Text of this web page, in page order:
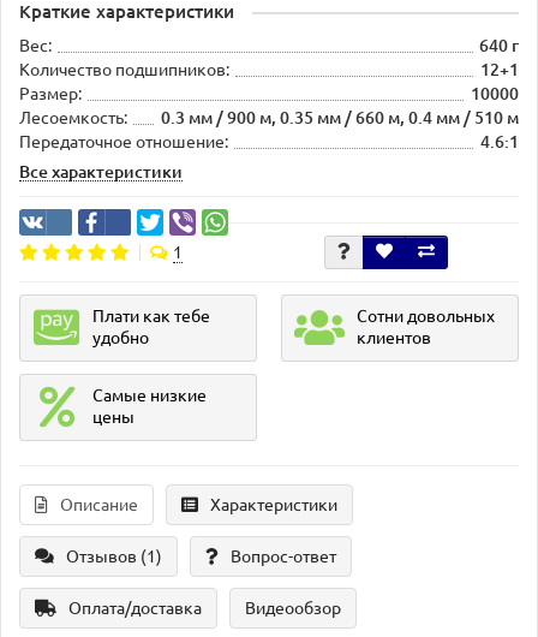
Краткие характеристики
Вес:
640 г
Количество подшипников:
12+1
Размер:
10000
Лесоемкость:
0.3 мм / 900 м, 0.35 мм / 660 м, 0.4 мм / 510 м
Передаточное отношение:
4.6:1
Все характеристики
1
Плати как тебе
удобно
Сотни довольных
клиентов
Самые низкие
цены
Описание Характеристики
Отзывов (1) Вопрос-ответ
Оплата/доставка Видеообзор